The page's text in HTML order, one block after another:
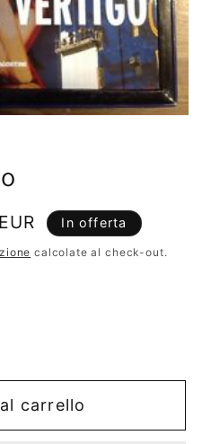
In offerta
calcolate al check-out.
carrello